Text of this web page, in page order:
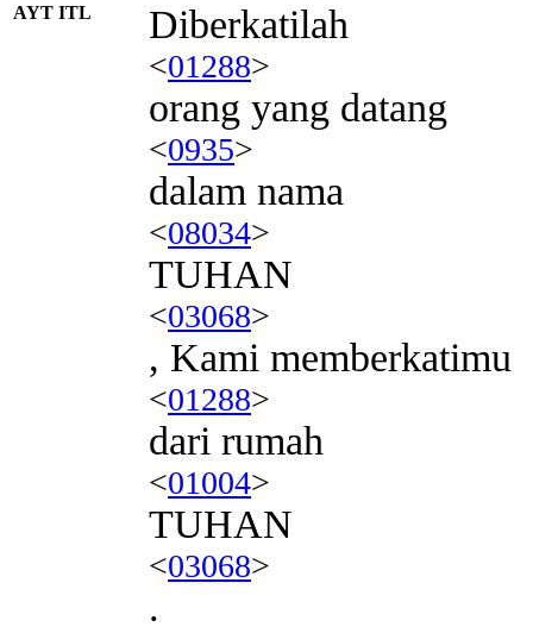
AYT ITL Diberkatilah
<01288>
orang yang datang
<0935>
dalam nama
<08034>
TUHAN
<03068>
, Kami memberkatimu
<01288>
dari rumah
<01004>
TUHAN
<03068>
.